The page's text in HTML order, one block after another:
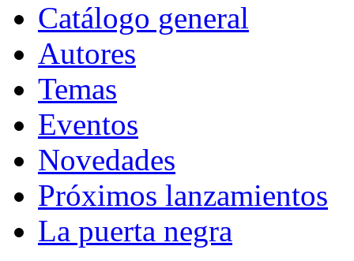
Catálogo general
Autores
Temas
Eventos
Novedades
Próximos lanzamientos
La puerta negra